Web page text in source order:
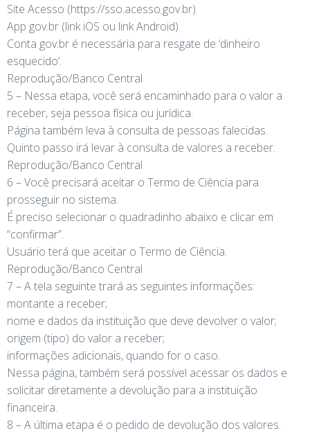
Site Acesso (https://sso.acesso.gov.br)
App gov.br (link iOS ou link Android)
Conta gov.br é necessária para resgate de ‘dinheiro
esquecido’.
Reprodução/Banco Central
5 – Nessa etapa, você será encaminhado para o valor a
receber, seja pessoa física ou jurídica.
Página também leva à consulta de pessoas falecidas.
Quinto passo irá levar à consulta de valores a receber.
Reprodução/Banco Central
6 – Você precisará aceitar o Termo de Ciência para
prosseguir no sistema.
É preciso selecionar o quadradinho abaixo e clicar em
“confirmar”.
Usuário terá que aceitar o Termo de Ciência.
Reprodução/Banco Central
7 – A tela seguinte trará as seguintes informações:
montante a receber;
nome e dados da instituição que deve devolver o valor;
origem (tipo) do valor a receber;
informações adicionais, quando for o caso.
Nessa página, também será possível acessar os dados e
solicitar diretamente a devolução para a instituição
financeira.
8 – A última etapa é o pedido de devolução dos valores.